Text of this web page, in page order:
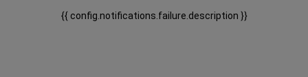
{{ config.notifications.failure.description }}